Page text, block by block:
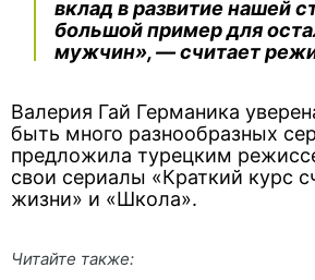
вклад в развитие нашей
большой пример для
мужчин», — считает
Валерия Гай Германика
быть много разнообразных
предложила турецким
свои сериалы «Краткий курс
жизни» и «Школа».
Читайте также: